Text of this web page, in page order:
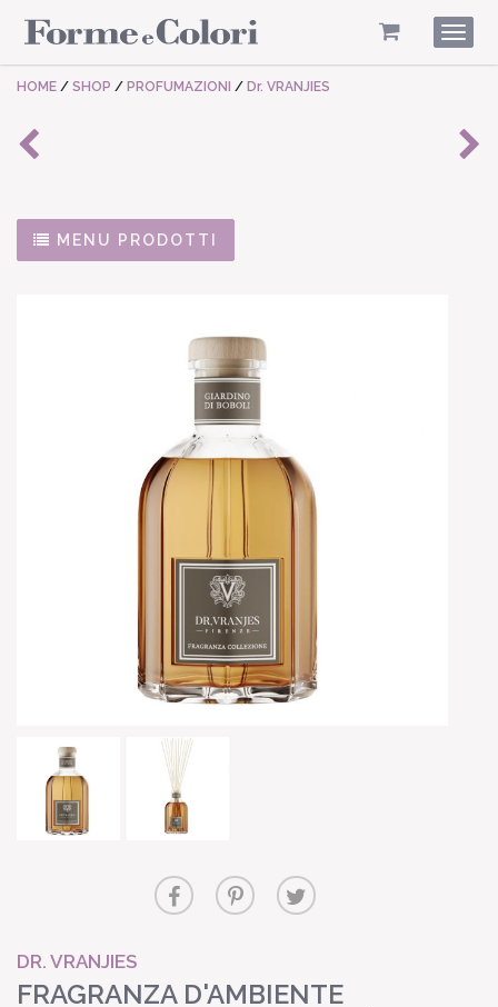
HOME / SHOP / PROFUMAZIONI / Dr. VRANJIES
MENU PRODOTTI
DR. VRANJIES
FRAGRANZA D'AMBIENTE